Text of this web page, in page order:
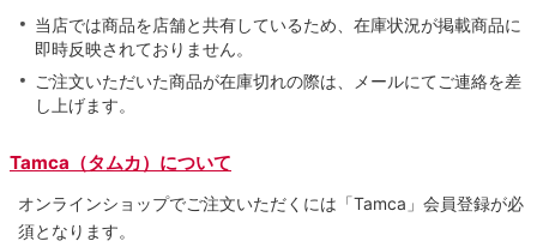
当店では商品を店舗と共有しているため、在庫状況が掲載商品に
即時反映されておりません。
ご注文いただいた商品が在庫切れの際は、メールにてご連絡を差
し上げます。
Tamca（タムカ）について
オンラインショップでご注⽂いただくには「Tamca」会員登録が必
須となります。